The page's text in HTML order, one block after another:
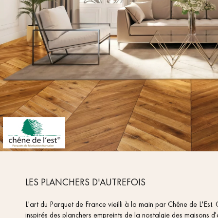
ACCESSOIRES
PARQUET D'INTÉRIEUR
LES PLANCHERS D'AUTREFOIS
L'art du Parquet de France vieilli à la main par Chêne de
inspirés des planchers empreints de la nostalgie des maisons